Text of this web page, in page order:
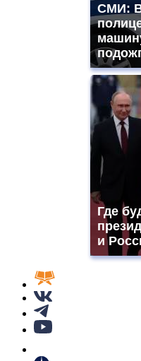
СМИ: В
Где
и